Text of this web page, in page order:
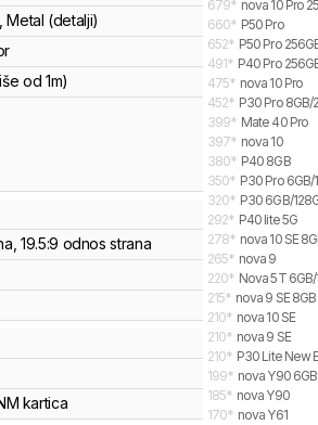
(detalji)
od 1m)
, 19.5:9 odnos strana
kartica
679* nova 10 Pro
660* P50 Pro
652* P50 Pro
491* P40 Pro
475* nova 10 Pro
452* P30 Pro 8GB/
399* Mate 40 Pro
397* nova 10
380* P40 8GB
350* P30 Pro 6GB/
320* P30 6GB/
292* P40 lite 5G
278* nova 10 SE
265* nova 9
220* Nova 5T 6GB/
215* nova 9 SE 8GB
210* nova 10 SE
210* nova 9 SE
210* P30 Lite New
199* nova Y90 6GB
185* nova Y90
170* nova Y61